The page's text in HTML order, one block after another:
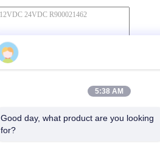
5:38 AM
Good day, what product are you looking
for?